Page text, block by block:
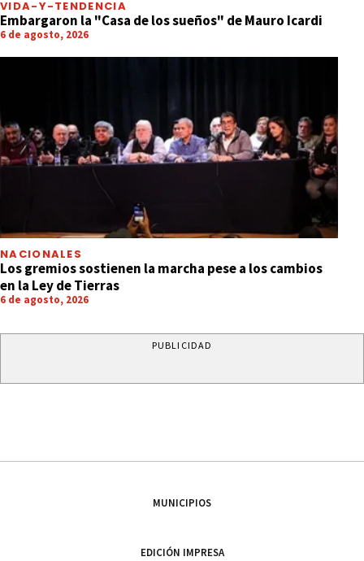
VIDA-Y-TENDENCIA
Embargaron la "Casa de los sueños" de Mauro Icardi
6 de agosto, 2026
NACIONALES
Los gremios sostienen la marcha pese a los cambios
en la Ley de Tierras
6 de agosto, 2026
PUBLICIDAD
MUNICIPIOS
EDICIÓN IMPRESA